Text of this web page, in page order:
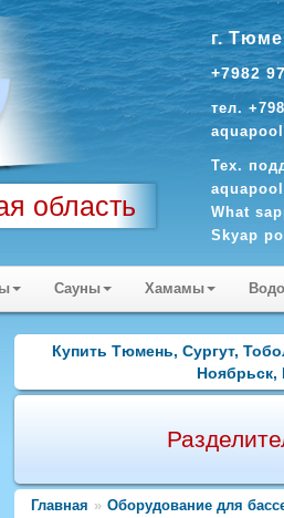
область
г.
+7982
тел.
Тех.
What
Skyap
Сауны Хамамы
Купить Тюмень, Сургут,
Ноябрьск,
Главная » Оборудование для